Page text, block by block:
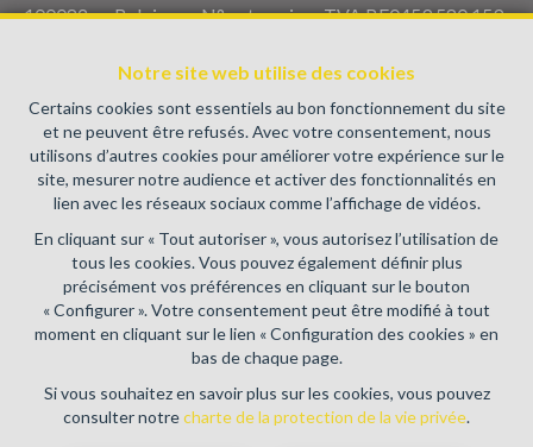
Notre site web utilise des cookies
Certains cookies sont essentiels au bon fonctionnement du site
et ne peuvent être refusés. Avec votre consentement, nous
utilisons d’autres cookies pour améliorer votre expérience sur le
site, mesurer notre audience et activer des fonctionnalités en
lien avec les réseaux sociaux comme l’affichage de vidéos.
En cliquant sur « Tout autoriser », vous autorisez l’utilisation de
tous les cookies. Vous pouvez également définir plus
précisément vos préférences en cliquant sur le bouton
« Configurer ». Votre consentement peut être modifié à tout
moment en cliquant sur le lien « Configuration des cookies » en
bas de chaque page.
Si vous souhaitez en savoir plus sur les cookies, vous pouvez
consulter notrecharte de la protection de la vie privée.
100082 en Belgique - N° entreprise : TVA BE0459.580.159-
immobiliers, rue du Luxembourg 16B, 1000 Bruxelles (+32 2
505 38 50 - info@ipi.be) - Soumis aucode déontologique de l’
IPI
RC professionnelle et cautionnement via AXA Belgium SA,
Place du Trône 1, 1000 Bruxelles – police n° 730.390.160.
Couverture valable pour les activités réalisées en Belgique
Conditions générales d'utilisation du site
Charte de la protection de la vie privée
Configuration des cookies